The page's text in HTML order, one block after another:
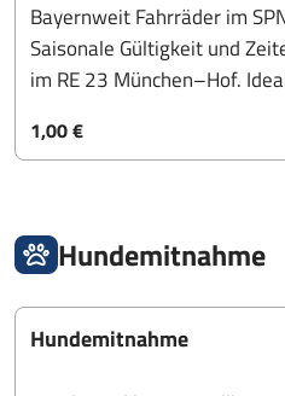
Bayernweit Fahrräder im
Saisonale Gültigkeit und
im RE 23 München–Hof.
1,00 €
Hundemitnahme
Hundemitnahme